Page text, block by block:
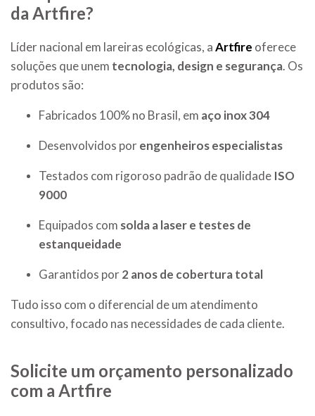
da Artfire?
Líder nacional em lareiras ecológicas, aArtfire oferece
soluções que unem tecnologia, design e segurança. Os
produtos são:
Fabricados 100% no Brasil, em aço inox 304
Desenvolvidos porengenheiros especialistas
Testados com rigoroso padrão de qualidade ISO
9000
Equipados com solda a laser e testes de
estanqueidade
Garantidos por2 anos de cobertura total
Tudo isso com o diferencial de um atendimento
consultivo, focado nas necessidades de cada cliente.
Solicite um orçamento personalizado
com a Artfire